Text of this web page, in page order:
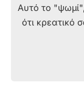
Αυτό το
ότι κρεατικό